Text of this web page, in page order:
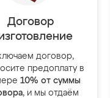
Договор
договор,
предоплату в
10% от суммы
, и мы отдаём